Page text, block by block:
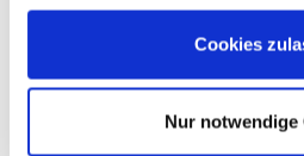
Cookies
Nur notwendige
(Geben Sie bitte hier Ihre
z.B. "München, Sonnenstr. 7")